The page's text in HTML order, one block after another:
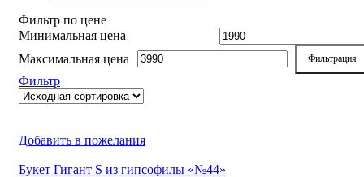
Фильтр по цене
Минимальная цена
Максимальная цена
Фильтрация
Фильтр
Добавить в пожелания
Букет Гигант S из гипсофилы «№44»